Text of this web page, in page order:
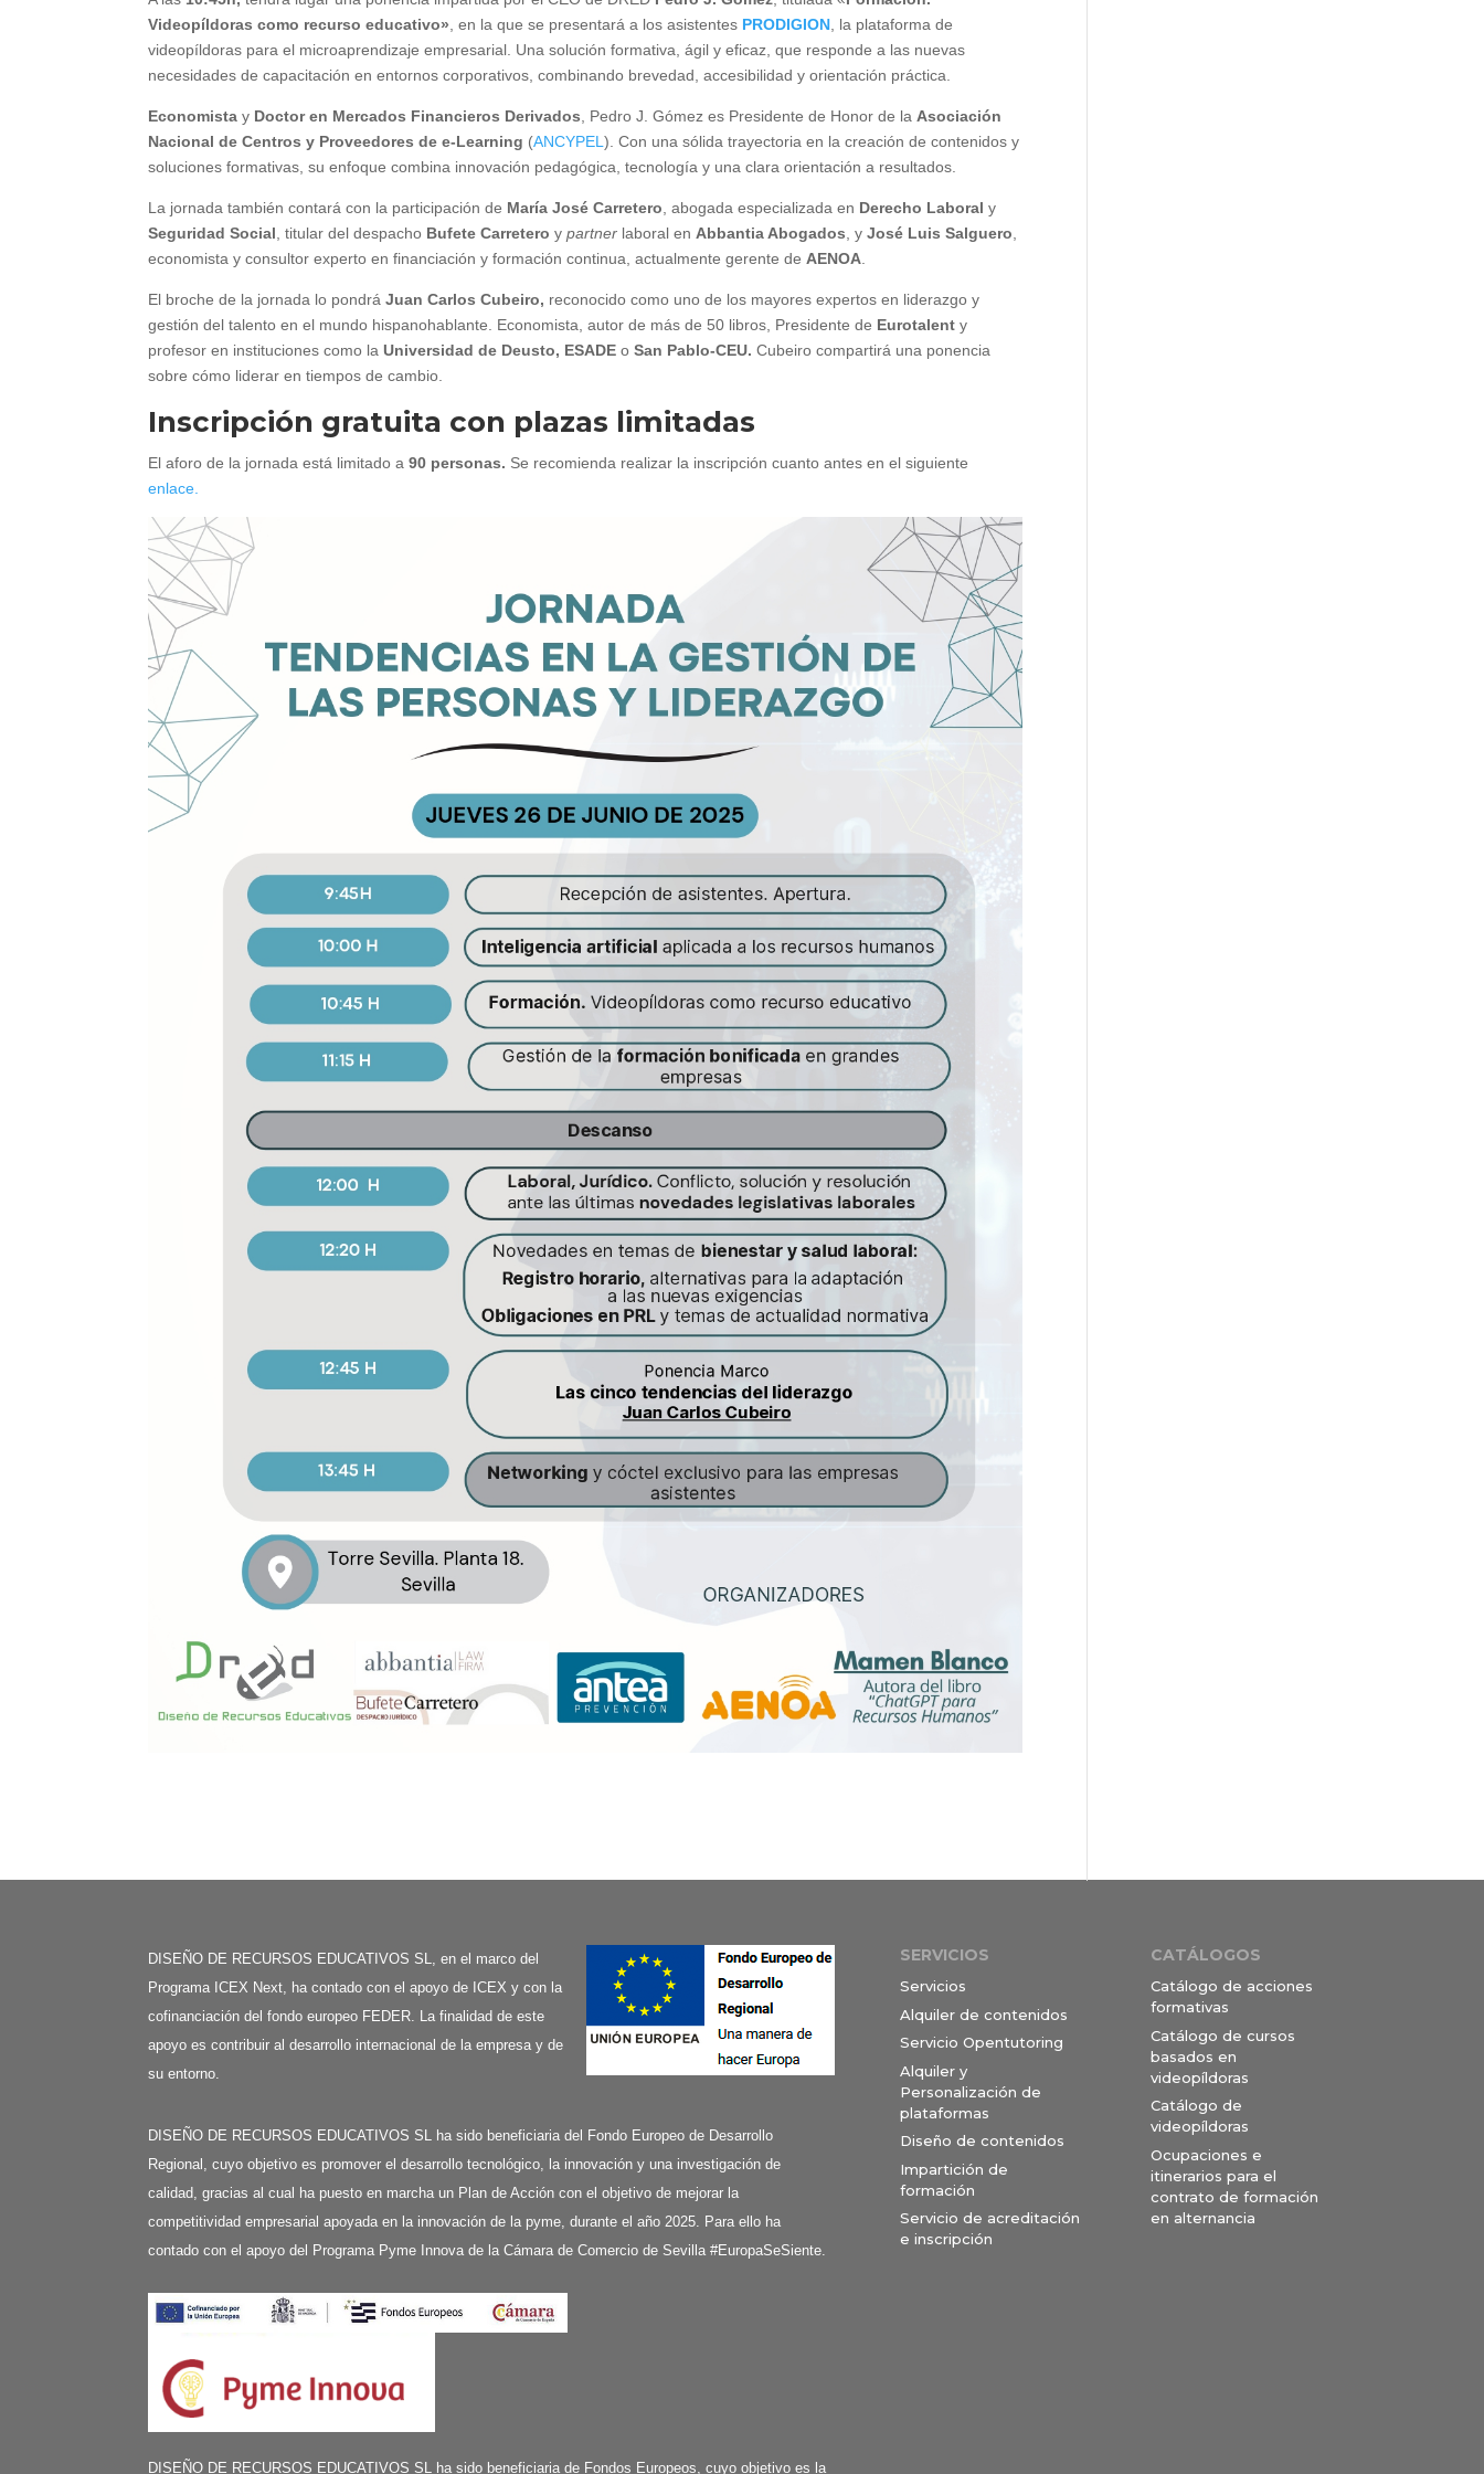
Videopíldoras como recurso educativo» , en la que se presentará a los asistentes PRODIGION , la plataforma de
videopíldoras para el microaprendizaje empresarial. Una solución formativa, ágil y eficaz, que responde a las nuevas
necesidades de capacitación en entornos corporativos, combinando brevedad, accesibilidad y orientación práctica.
Economista y Doctor en Mercados Financieros Derivados , Pedro J. Gómez es Presidente de Honor de la Asociación
Nacional de Centros y Proveedores de e-Learning (ANCYPEL). Con una sólida trayectoria en la creación de contenidos y
soluciones formativas, su enfoque combina innovación pedagógica, tecnología y una clara orientación a resultados.
La jornada también contará con la participación de María José Carretero , abogada especializada en Derecho Laboral y
Seguridad Social , titular del despacho Bufete Carretero ypartner laboral en Abbantia Abogados , yJosé Luis Salguero
economista y consultor experto en financiación y formación continua, actualmente gerente de AENOA
El broche de la jornada lo pondrá Juan Carlos Cubeiro, reconocido como uno de los mayores expertos en liderazgo y
gestión del talento en el mundo hispanohablante. Economista, autor de más de 50 libros, Presidente de Eurotalent y
profesor en instituciones como la Universidad de Deusto, ESADE oSan Pablo-CEU.Cubeiro compartirá una ponencia
sobre cómo liderar en tiempos de cambio.
Inscripción gratuita con plazas limitadas
El aforo de la jornada está limitado a90 personas. Se recomienda realizar la inscripción cuanto antes en el siguiente
enlace.
DISEÑO DE RECURSOS EDUCATIVOS SL, en el marco del
Programa ICEX Next, ha contado con el apoyo de ICEX y con la
cofinanciación del fondo europeo FEDER. La finalidad de este
apoyo es contribuir al desarrollo internacional de la empresa y de
su entorno.
DISEÑO DE RECURSOS EDUCATIVOS SL ha sido beneficiaria del Fondo Europeo de Desarrollo
Regional, cuyo objetivo es promover el desarrollo tecnológico, la innovación y una investigación de
calidad, gracias al cual ha puesto en marcha un Plan de Acción con el objetivo de mejorar la
competitividad empresarial apoyada en la innovación de la pyme, durante el año 2025. Para ello ha
contado con el apoyo del Programa Pyme Innova de la Cámara de Comercio de Sevilla #EuropaSeSiente.
DISEÑO DE RECURSOS EDUCATIVOS SL ha sido beneficiaria de Fondos Europeos, cuyo objetivo es la
SERVICIOS
Servicios
Alquiler de contenidos
Servicio Opentutoring
Alquiler y
Personalización de
plataformas
Diseño de contenidos
Impartición de
formación
Servicio de acreditación
e inscripción
CATÁLOGOS
Catálogo de acciones
formativas
Catálogo de cursos
basados en
videopíldoras
Catálogo de
videopíldoras
Ocupaciones e
itinerarios para el
contrato de formación
en alternancia